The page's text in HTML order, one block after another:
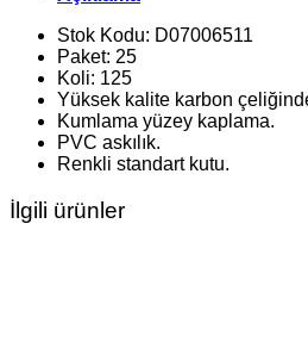
Stok Kodu: D07006511
Paket: 25
Koli: 125
Yüksek kalite karbon
Kumlama yüzey kaplama.
PVC askılık.
Renkli standart kutu.
İlgili ürünler